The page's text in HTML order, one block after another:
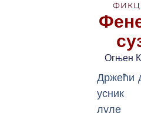
Огњен
Држећи
усник
луле